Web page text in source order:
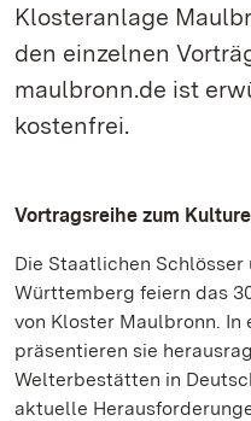
Klosteranlage
den einzelnen
maulbronn.de ist
kostenfrei.
Vortragsreihe zum
Die Staatlichen Schlösser
Württemberg feiern das
von Kloster Maulbronn. In
präsentieren sie
Welterbestätten in
aktuelle